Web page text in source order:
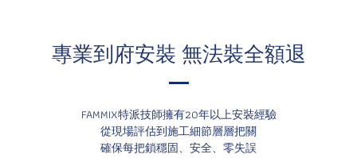
專業到府安裝無法裝全額退
FAMMIX特派技師擁有20年以上安裝經驗
從現場評估到施工細節層層把關
確保每把鎖穩固、安全、零失誤